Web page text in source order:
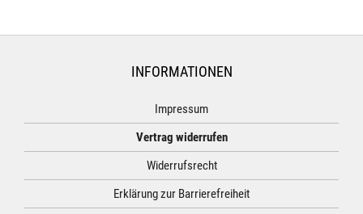
INFORMATIONEN
Impressum
Vertrag widerrufen
Widerrufsrecht
Erklärung zur Barrierefreiheit